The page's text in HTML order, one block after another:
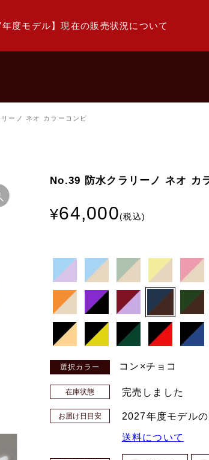
年度モデル】現在の販売状況について
ーノ ネオ カラーコンビ
No.39 防水クラリーノ ネオ カ
64,000
コン×チョコ
在庫状態 完売しました
お届け日目安 2027年度モデル
送料について